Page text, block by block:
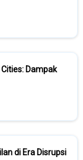
Dampak
di Era Disrupsi